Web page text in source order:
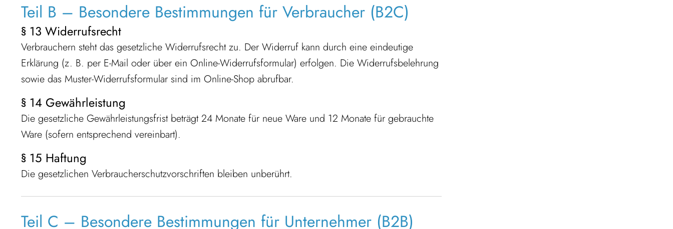
Teil B – Besondere Bestimmungen für Verbraucher (B2C)
§ 13 Widerrufsrecht
Verbrauchern steht das gesetzliche Widerrufsrecht zu. Der Widerruf kann durch eine eindeutige
Erklärung (z. B. per E-Mail oder über ein Online-Widerrufsformular) erfolgen. Die Widerrufsbelehrung
sowie das Muster-Widerrufsformular sind im Online-Shop abrufbar.
§ 14 Gewährleistung
Die gesetzliche Gewährleistungsfrist beträgt 24 Monate für neue Ware und 12 Monate für gebrauchte
Ware (sofern entsprechend vereinbart).
§ 15 Haftung
Die gesetzlichen Verbraucherschutzvorschriften bleiben unberührt.
Teil C – Besondere Bestimmungen für Unternehmer (B2B)